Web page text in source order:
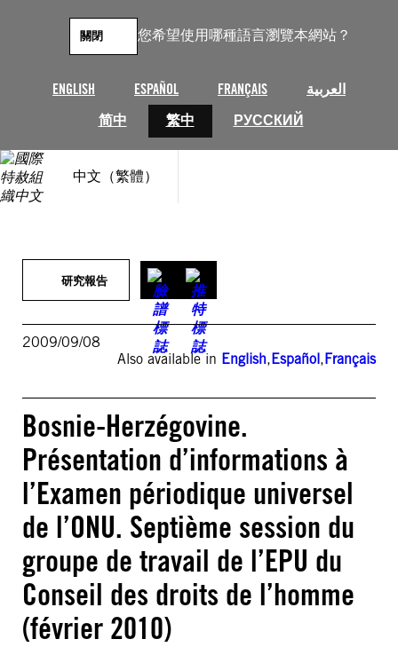
您希望使用哪種語言瀏覽本網站？
ENGLISH ESPAÑOL FRANÇAIS
العربية
简中
繁中 РУССКИЙ
關閉
中文（繁體）
研究報告
2009/09/08
Also available in English,Español,Français
Bosnie-Herzégovine.
Présentation d’informations à
l’Examen périodique universel
de l’ONU. Septième session du
groupe de travail de l’EPU du
Conseil des droits de l’homme
(février 2010)